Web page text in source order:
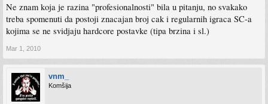
Ne znam koja je razina "profesionalnosti" bila u pitanju, no svakako
treba spomenuti da postoji znacajan broj cak i regularnih igraca SC-a
kojima se ne svidjaju hardcore postavke (tipa brzina i sl.)
Mar 1, 2010
vnm_
Komšija